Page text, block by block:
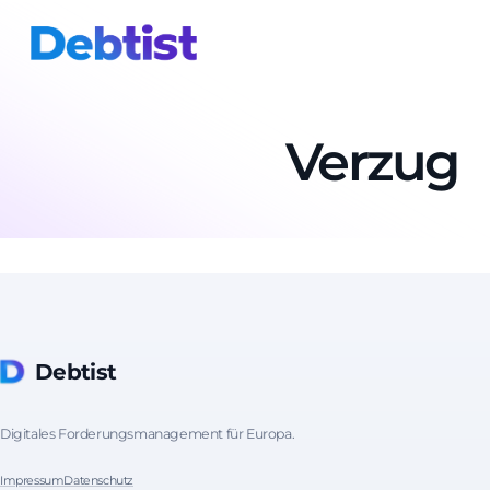
Verzug
Debtist
Digitales Forderungsmanagement für Europa.
ImpressumDatenschutz